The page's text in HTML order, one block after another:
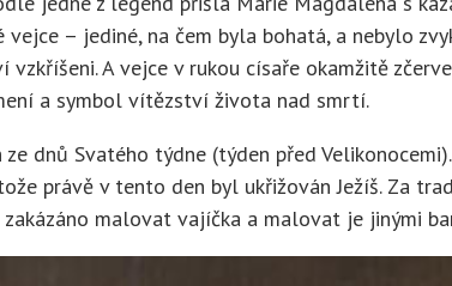
– jediné, na čem byla bohatá, a nebylo
A vejce v rukou císaře okamžitě
a symbol vítězství života nad smrtí.
ze dnů Svatého týdne (týden před
právě v tento den byl ukřižován Ježíš. Za
malovat vajíčka a malovat je jinými